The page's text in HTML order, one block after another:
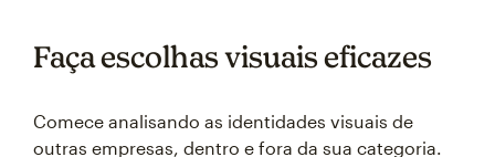
Faça escolhas visuais eficazes
Comece analisando as identidades visuais de
outras empresas, dentro e fora da sua categoria.